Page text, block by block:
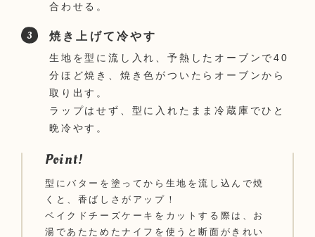
合わせる。
焼き上げて冷やす
生地を型に流し入れ、予熱したオーブンで40
分ほど焼き、焼き色がついたらオーブンから
取り出す。
ラップはせず、型に入れたまま冷蔵庫でひと
晩冷やす。
Point!
型にバターを塗ってから生地を流し込んで焼
くと、香ばしさがアップ！
ベイクドチーズケーキをカットする際は、お
湯であたためたナイフを使うと断面がきれい